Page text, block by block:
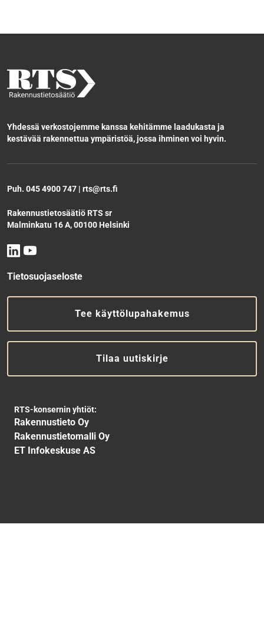
Yhdessä verkostojemme kanssa kehitämme laadukasta ja
kestävää rakennettua ympäristöä, jossa ihminen voi hyvin.
Puh. 045 4900 747 | rts@rts.fi
Rakennustietosäätiö RTS sr
Malminkatu 16 A, 00100 Helsinki
Tietosuojaseloste
Tee käyttölupahakemus
Tilaa uutiskirje
RTS-konsernin yhtiöt:
Rakennustieto Oy
Rakennustietomalli Oy
ET Infokeskuse AS